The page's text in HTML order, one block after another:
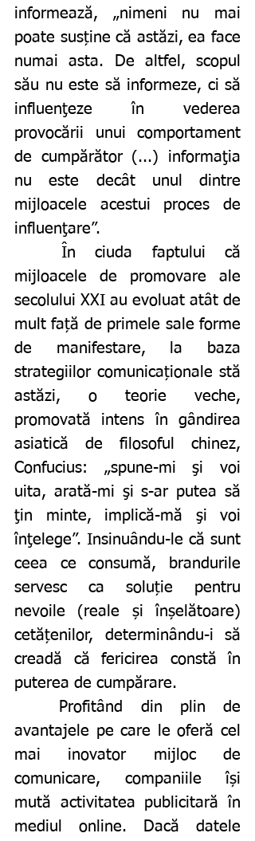
informează, „nimeni nu mai
poate susține că astăzi, ea face
numai asta. De altfel, scopul
său nu este să informeze, ci să
influenţeze în vederea
provocării unui comportament
de cumpărător (...) informaţia
nu este decât unul dintre
mijloacele acestui proces de
influenţare”.
mijloacele de promovare ale
secolului XXI au evoluat atât de
mult față de primele sale forme
de manifestare, la baza
strategiilor comunicaționale stă
astăzi, o teorie veche,
promovată intens în gândirea
asiatică de filosoful chinez,
Confucius: „spune-mi şi voi
uita, arată-mi şi s-ar putea să
ţin minte, implică-mă şi voi
înţelege”. Insinuându-le că sunt
ceea ce consumă, brandurile
servesc ca soluție pentru
nevoile (reale și înșelătoare)
cetățenilor, determinându-i să
creadă că fericirea constă în
puterea de cumpărare.
avantajele pe care le oferă cel
mai inovator mijloc de
comunicare, companiile își
mută activitatea publicitară în
mediul online. Dacă datele